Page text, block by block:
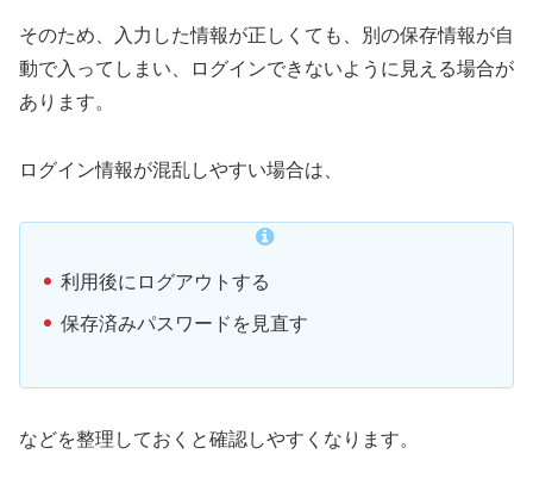
そのため、入力した情報が正しくても、別の保存情報が自
動で入ってしまい、ログインできないように見える場合が
あります。
ログイン情報が混乱しやすい場合は、
利用後にログアウトする
保存済みパスワードを見直す
などを整理しておくと確認しやすくなります。